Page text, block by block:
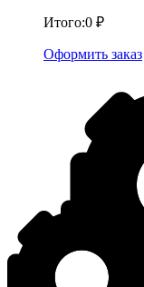
Итого:0 ₽
Оформить заказ